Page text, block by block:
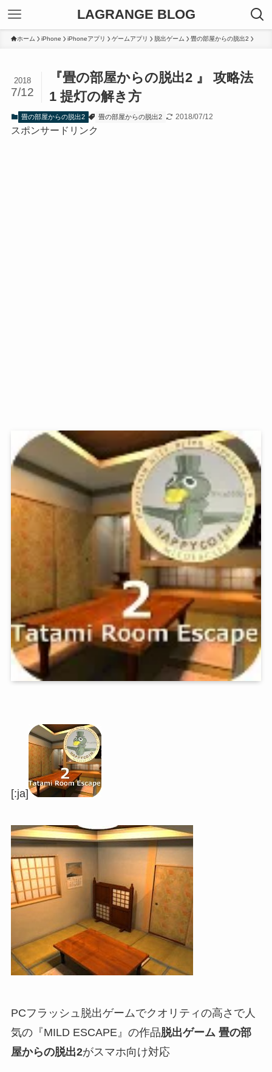
LAGRANGE BLOG
ホーム iPhone iPhoneアプリ ゲームアプリ 脱出ゲーム 畳の部屋からの脱出2
『畳の部屋からの脱出2 』 攻略法
1 提灯の解き方
2018
7/12
畳の部屋からの脱出2 畳の部屋からの脱出2 2018/07/12
スポンサードリンク
[:ja]
PCフラッシュ脱出ゲームでクオリティの高さで人
気の『MILD ESCAPE』の作品脱出ゲーム 畳の部
屋からの脱出2がスマホ向け対応